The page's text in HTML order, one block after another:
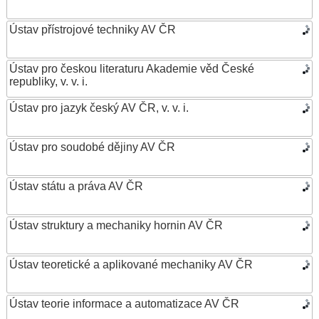
Ústav přístrojové techniky AV ČR
Ústav pro českou literaturu Akademie věd České
republiky, v. v. i.
Ústav pro jazyk český AV ČR, v. v. i.
Ústav pro soudobé dějiny AV ČR
Ústav státu a práva AV ČR
Ústav struktury a mechaniky hornin AV ČR
Ústav teoretické a aplikované mechaniky AV ČR
Ústav teorie informace a automatizace AV ČR